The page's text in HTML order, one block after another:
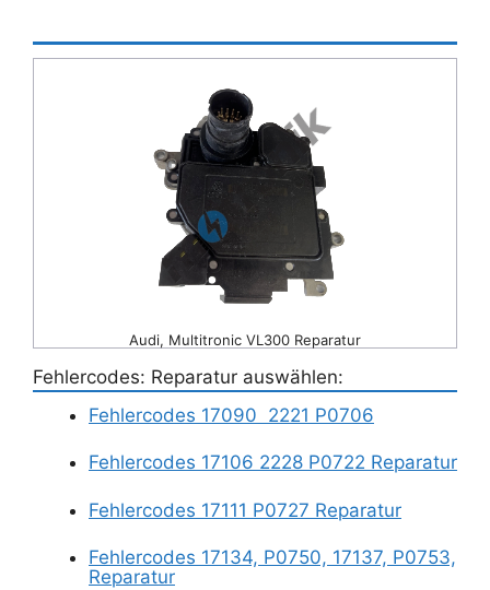
Audi, Multitronic VL300 Reparatur
Fehlercodes: Reparatur auswählen:
Fehlercodes 17090 2221 P0706
Fehlercodes 17106 2228 P0722 Reparatur
Fehlercodes 17111 P0727 Reparatur
Fehlercodes 17134, P0750, 17137, P0753,
Reparatur